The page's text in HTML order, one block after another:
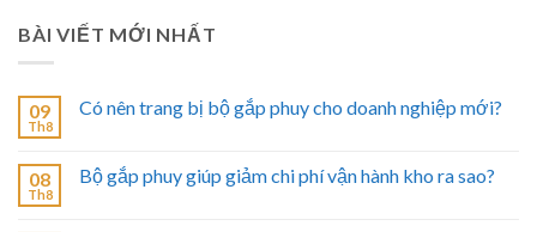
BÀI VIẾT MỚI NHẤT
09
Th8
Có nên trang bị bộ gắp phuy cho doanh nghiệp mới?
08
Th8
Bộ gắp phuy giúp giảm chi phí vận hành kho ra sao?